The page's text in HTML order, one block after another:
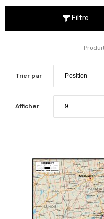
Filtre
Trier par
Afficher